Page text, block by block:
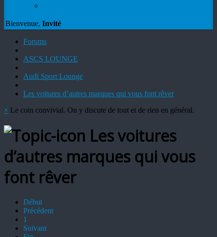
Bienvenue, Invité
Forums
ASCS LOUNGE
Audi Sport Lounge
Les voitures d’autres marques qui vous font rêver
× Le coin convivial. On y discute de tout et de rien en général.
Les voitures
d’autres marques qui vous
font rêver
Début
Précédent
1
Suivant